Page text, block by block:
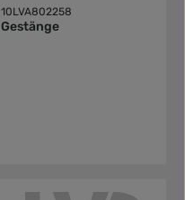
10LVA802258
Gestänge